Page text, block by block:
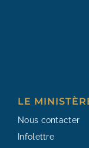
LE
Nous contacter
Infolettre